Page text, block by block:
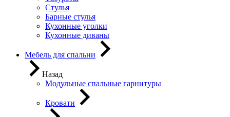
Стулья
Барные стулья
Кухонные уголки
Кухонные диваны
Мебель для спальни
Назад
Модульные спальные гарнитуры
Кровати